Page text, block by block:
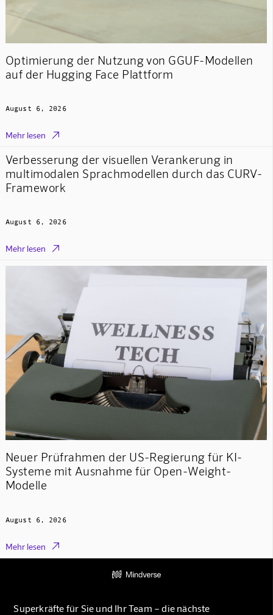
Optimierung der Nutzung von GGUF-Modellen
auf der Hugging Face Plattform
August 6, 2026
Mehr lesen 
Verbesserung der visuellen Verankerung in
multimodalen Sprachmodellen durch das CURV-
Framework
August 6, 2026
Mehr lesen 
Neuer Prüfrahmen der US-Regierung für KI-
Systeme mit Ausnahme für Open-Weight-
Modelle
August 6, 2026
Mehr lesen 
Superkräfte für Sie und Ihr Team – die nächste